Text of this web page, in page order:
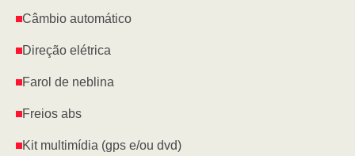
Câmbio automático
Direção elétrica
Farol de neblina
Freios abs
Kit multimídia (gps e/ou dvd)